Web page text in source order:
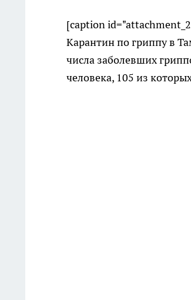
[caption
Карантин по гриппу в
числа заболевших
человека, 105 из